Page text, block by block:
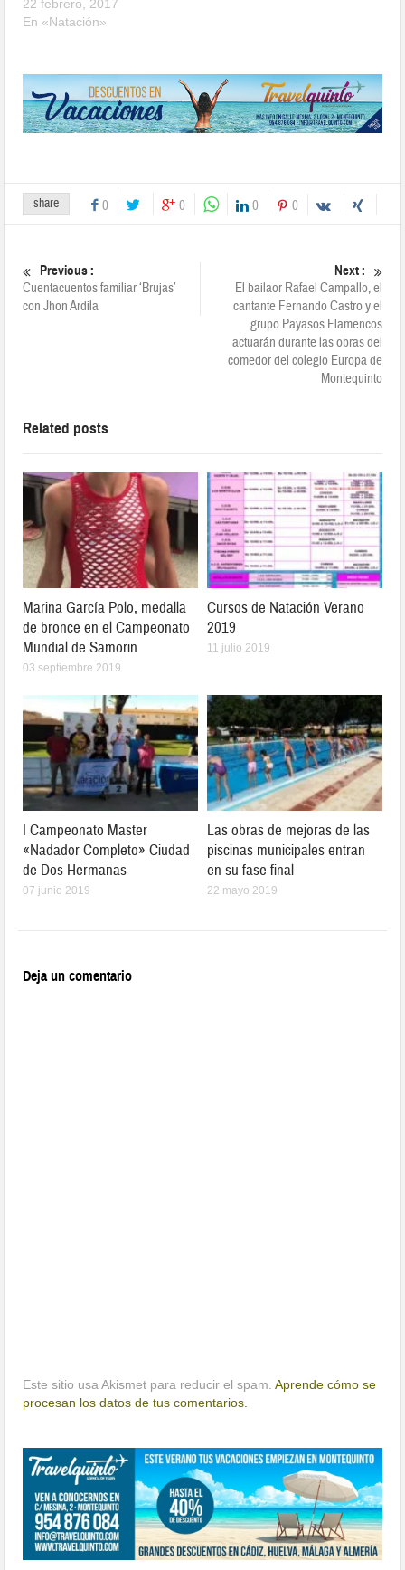
22 febrero, 2017
En «Natación»
share 0 0 0 0
Previous :
Cuentacuentos familiar ‘Brujas’
con Jhon Ardila
Next :
El bailaor Rafael Campallo, el
cantante Fernando Castro y el
grupo Payasos Flamencos
actuarán durante las obras del
comedor del colegio Europa de
Montequinto
Related posts
Marina García Polo, medalla
de bronce en el Campeonato
Mundial de Samorin
03 septiembre 2019
Cursos de Natación Verano
2019
11 julio 2019
I Campeonato Master
«Nadador Completo» Ciudad
de Dos Hermanas
07 junio 2019
Las obras de mejoras de las
piscinas municipales entran
en su fase final
22 mayo 2019
Deja un comentario
Este sitio usa Akismet para reducir el spam.Aprende cómo se
procesan los datos de tus comentarios.